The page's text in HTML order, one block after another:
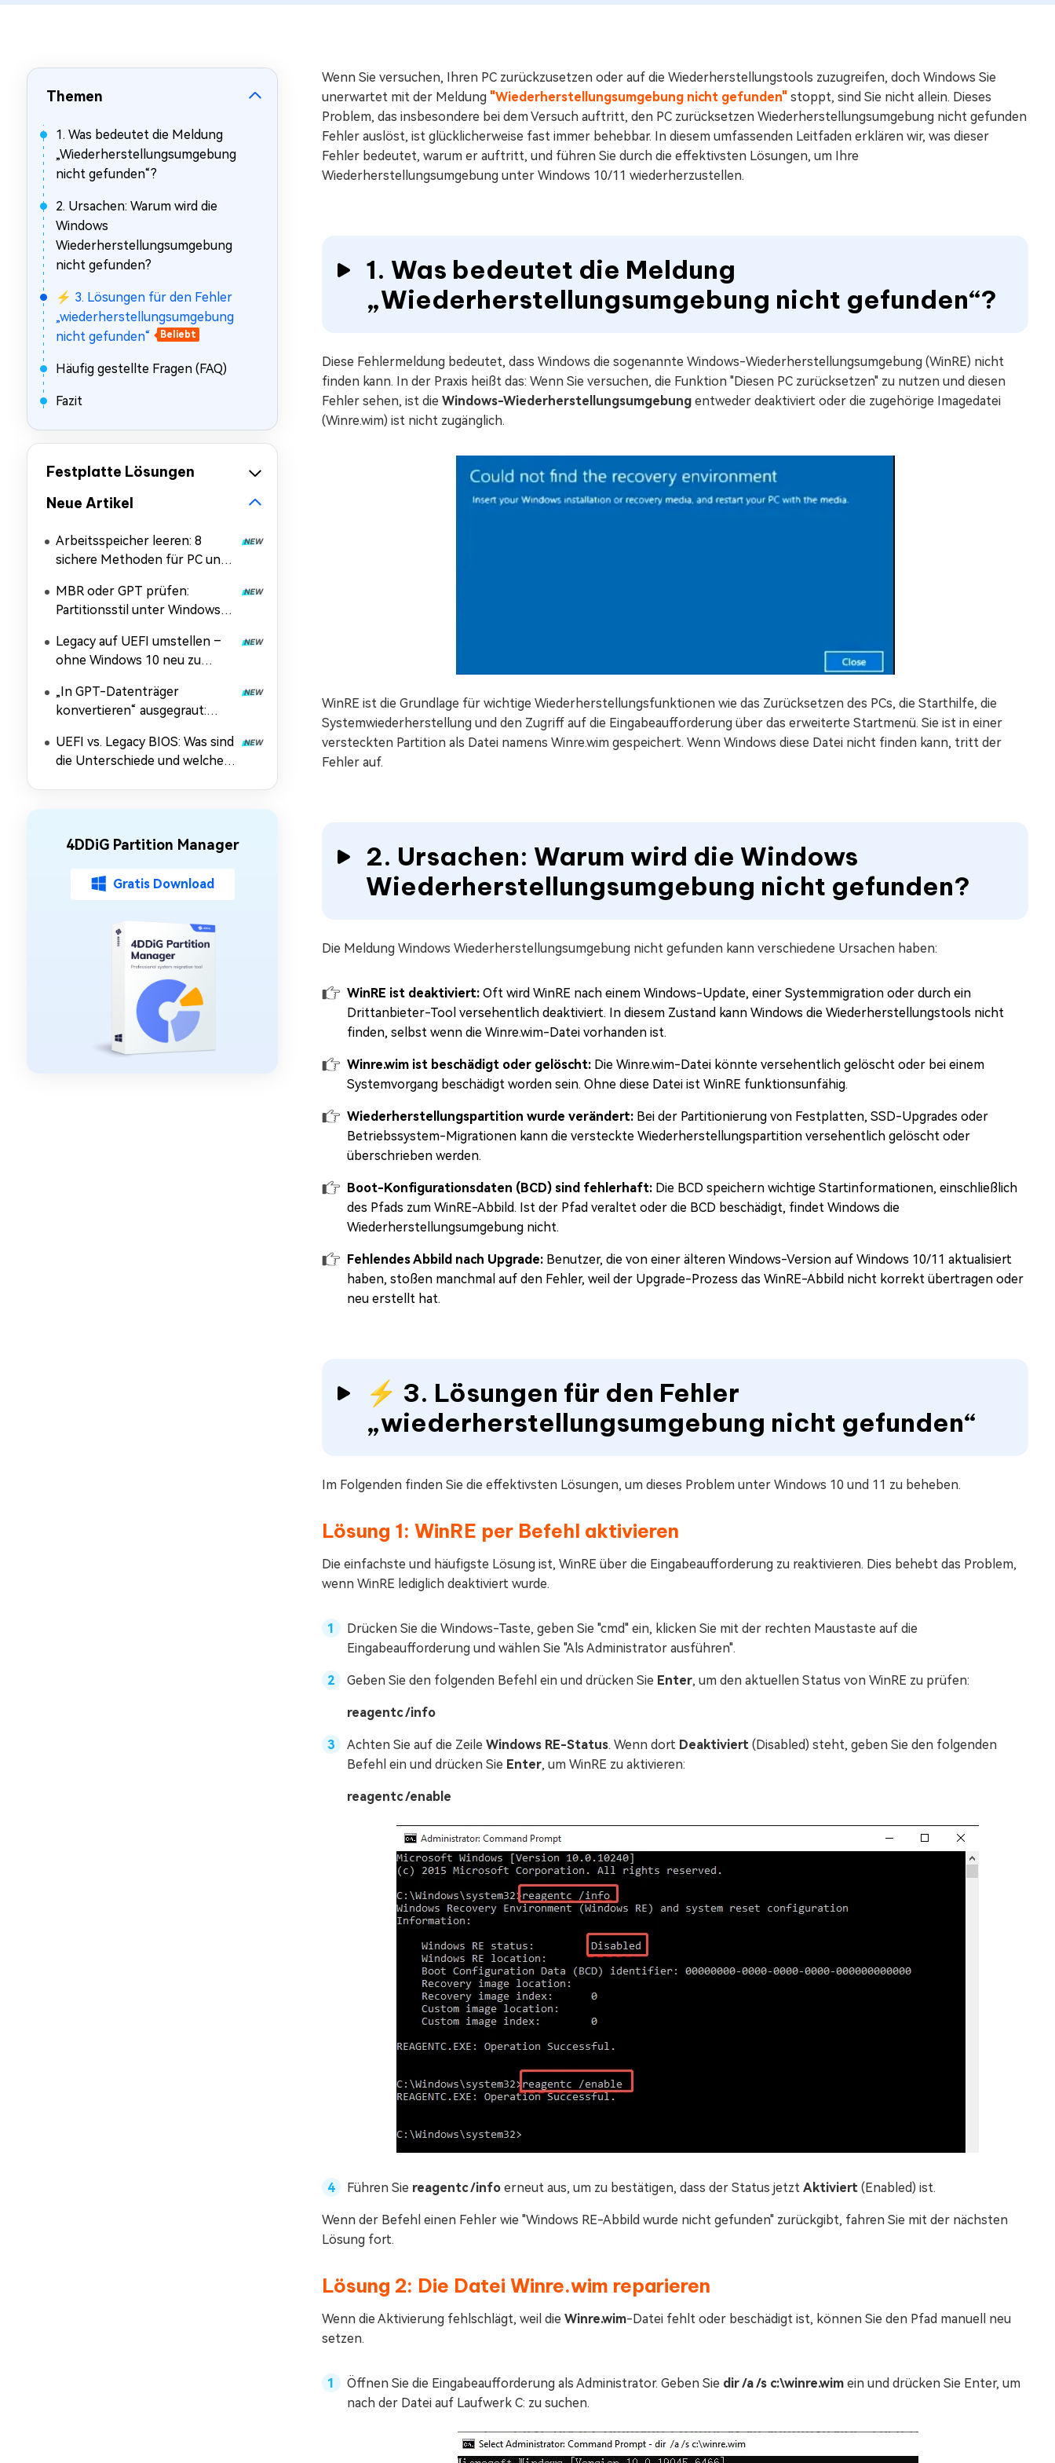
Mac Boot Genius
Themen
1. Was bedeutet die Meldung
„Wiederherstellungsumgebung
nicht gefunden“?
2. Ursachen: Warum wird die
Windows
Wiederherstellungsumgebung
nicht gefunden?
⚡ 3. Lösungen für den Fehler
„wiederherstellungsumgebung
nicht gefunden“
Beliebt
Häufig gestellte Fragen (FAQ)
Fazit
Festplatte Lösungen
Neue Artikel
Arbeitsspeicher leeren: 8
sichere Methoden für PC und
MBR oder GPT prüfen:
Partitionsstil unter Windows
herausfinden
Legacy auf UEFI umstellen –
ohne Windows 10 neu zu
„In GPT-Datenträger
konvertieren“ ausgegraut:
UEFI vs. Legacy BIOS: Was sind
die Unterschiede und welcher
4DDiG Partition Manager
Gratis Download
Wenn Sie versuchen, Ihren PC zurückzusetzen oder auf die Wiederherstellungstools zuzugreifen, doch Windows Sie
unerwartet mit der Meldung "Wiederherstellungsumgebung nicht gefunden" stoppt, sind Sie nicht allein. Dieses
Problem, das insbesondere bei dem Versuch auftritt, den PC zurücksetzen Wiederherstellungsumgebung nicht gefunden
Fehler auslöst, ist glücklicherweise fast immer behebbar. In diesem umfassenden Leitfaden erklären wir, was dieser
Fehler bedeutet, warum er auftritt, und führen Sie durch die effektivsten Lösungen, um Ihre
Wiederherstellungsumgebung unter Windows 10/11 wiederherzustellen.
1. Was bedeutet die Meldung
„Wiederherstellungsumgebung nicht gefunden“?
Diese Fehlermeldung bedeutet, dass Windows die sogenannte Windows-Wiederherstellungsumgebung (WinRE) nicht
finden kann. In der Praxis heißt das: Wenn Sie versuchen, die Funktion "Diesen PC zurücksetzen" zu nutzen und diesen
Fehler sehen, ist die Windows-Wiederherstellungsumgebung entweder deaktiviert oder die zugehörige Imagedatei
(Winre.wim) ist nicht zugänglich.
WinRE ist die Grundlage für wichtige Wiederherstellungsfunktionen wie das Zurücksetzen des PCs, die Starthilfe, die
Systemwiederherstellung und den Zugriff auf die Eingabeaufforderung über das erweiterte Startmenü. Sie ist in einer
versteckten Partition als Datei namens Winre.wim gespeichert. Wenn Windows diese Datei nicht finden kann, tritt der
Fehler auf.
2. Ursachen: Warum wird die Windows
Wiederherstellungsumgebung nicht gefunden?
Die Meldung Windows Wiederherstellungsumgebung nicht gefunden kann verschiedene Ursachen haben:
WinRE ist deaktiviert: Oft wird WinRE nach einem Windows-Update, einer Systemmigration oder durch ein
Drittanbieter-Tool versehentlich deaktiviert. In diesem Zustand kann Windows die Wiederherstellungstools nicht
finden, selbst wenn die Winre.wim-Datei vorhanden ist.
Winre.wim ist beschädigt oder gelöscht: Die Winre.wim-Datei könnte versehentlich gelöscht oder bei einem
Systemvorgang beschädigt worden sein. Ohne diese Datei ist WinRE funktionsunfähig.
Wiederherstellungspartition wurde verändert: Bei der Partitionierung von Festplatten, SSD-Upgrades oder
Betriebssystem-Migrationen kann die versteckte Wiederherstellungspartition versehentlich gelöscht oder
überschrieben werden.
Boot-Konfigurationsdaten (BCD) sind fehlerhaft: Die BCD speichern wichtige Startinformationen, einschließlich
des Pfads zum WinRE-Abbild. Ist der Pfad veraltet oder die BCD beschädigt, findet Windows die
Wiederherstellungsumgebung nicht.
Fehlendes Abbild nach Upgrade: Benutzer, die von einer älteren Windows-Version auf Windows 10/11 aktualisiert
haben, stoßen manchmal auf den Fehler, weil der Upgrade-Prozess das WinRE-Abbild nicht korrekt übertragen oder
neu erstellt hat.
⚡ 3. Lösungen für den Fehler
„wiederherstellungsumgebung nicht gefunden“
Im Folgenden finden Sie die effektivsten Lösungen, um dieses Problem unter Windows 10 und 11 zu beheben.
Lösung 1: WinRE per Befehl aktivieren
Die einfachste und häufigste Lösung ist, WinRE über die Eingabeaufforderung zu reaktivieren. Dies behebt das Problem,
wenn WinRE lediglich deaktiviert wurde.
Drücken Sie die Windows-Taste, geben Sie "cmd" ein, klicken Sie mit der rechten Maustaste auf die
Eingabeaufforderung und wählen Sie "Als Administrator ausführen".
Geben Sie den folgenden Befehl ein und drücken Sie Enter, um den aktuellen Status von WinRE zu prüfen:
reagentc /info
Achten Sie auf die Zeile Windows RE-Status. Wenn dort Deaktiviert (Disabled) steht, geben Sie den folgenden
Befehl ein und drücken Sie Enter, um WinRE zu aktivieren:
reagentc /enable
Führen Sie reagentc /info erneut aus, um zu bestätigen, dass der Status jetzt Aktiviert (Enabled) ist.
Wenn der Befehl einen Fehler wie "Windows RE-Abbild wurde nicht gefunden" zurückgibt, fahren Sie mit der nächsten
Lösung fort.
Lösung 2: Die Datei Winre.wim reparieren
Wenn die Aktivierung fehlschlägt, weil die Winre.wim-Datei fehlt oder beschädigt ist, können Sie den Pfad manuell neu
setzen.
Öffnen Sie die Eingabeaufforderung als Administrator. Geben Sie dir /a /s c:\winre.wim ein und drücken Sie Enter, um
nach der Datei auf Laufwerk C: zu suchen.